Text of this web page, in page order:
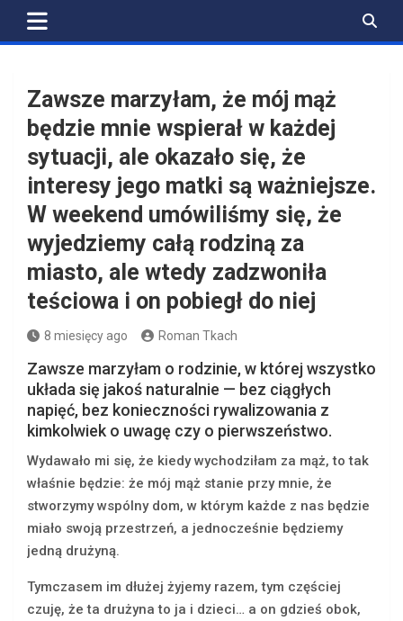
Zawsze marzyłam, że mój mąż
będzie mnie wspierał w każdej
sytuacji, ale okazało się, że
interesy jego matki są ważniejsze.
W weekend umówiliśmy się, że
wyjedziemy całą rodziną za
miasto, ale wtedy zadzwoniła
teściowa i on pobiegł do niej
8 miesięcy ago Roman Tkach
Zawsze marzyłam o rodzinie, w której wszystko
układa się jakoś naturalnie — bez ciągłych
napięć, bez konieczności rywalizowania z
kimkolwiek o uwagę czy o pierwszeństwo.
Wydawało mi się, że kiedy wychodziłam za mąż, to tak
właśnie będzie: że mój mąż stanie przy mnie, że
stworzymy wspólny dom, w którym każde z nas będzie
miało swoją przestrzeń, a jednocześnie będziemy
jedną drużyną.
Tymczasem im dłużej żyjemy razem, tym częściej
czuję, że ta drużyna to ja i dzieci… a on gdzieś obok,